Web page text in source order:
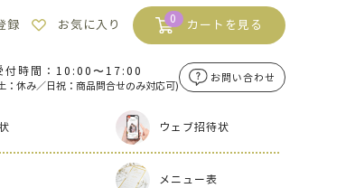
録 お気に入り 0 カートを見る
付時間：10:00〜17:00
：休み／日祝：商品問合せのみ対応可)
お問い合わせ
ウェブ招待状
メニュー表